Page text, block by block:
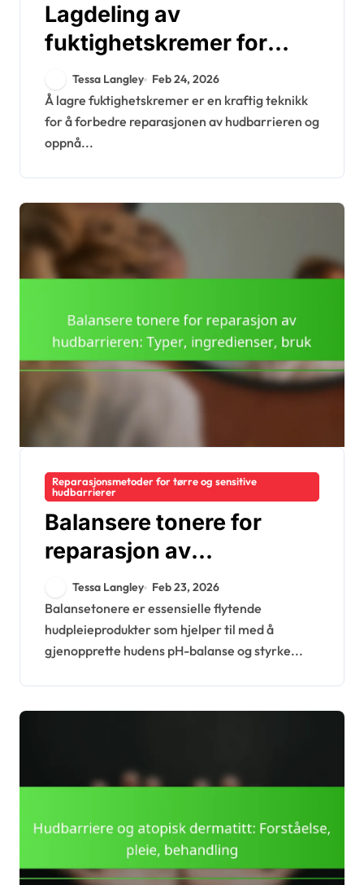
Lagdeling av
fuktighetskremer for
reparasjon av
hudbarrieren: Teknikker,
fordeler, produkter
Tessa Langley Feb 24, 2026
Å lagre fuktighetskremer er en kraftig teknikk
for å forbedre reparasjonen av hudbarrieren og
oppnå...
Reparasjonsmetoder for tørre og sensitive
hudbarrierer
Balansere tonere for
reparasjon av
hudbarrieren: Typer,
ingredienser, bruk
Tessa Langley Feb 23, 2026
Balansetonere er essensielle flytende
hudpleieprodukter som hjelper til med å
gjenopprette hudens pH-balanse og styrke...